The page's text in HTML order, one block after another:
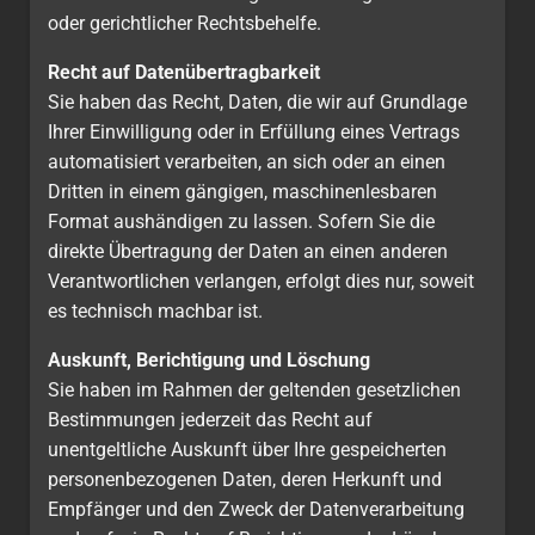
oder gerichtlicher Rechtsbehelfe.
Recht auf Daten­übertrag­barkeit
Sie haben das Recht, Daten, die wir auf Grundlage
Ihrer Einwilligung oder in Erfüllung eines Vertrags
automatisiert verarbeiten, an sich oder an einen
Dritten in einem gängigen, maschinenlesbaren
Format aushändigen zu lassen. Sofern Sie die
direkte Übertragung der Daten an einen anderen
Verantwortlichen verlangen, erfolgt dies nur, soweit
es technisch machbar ist.
Auskunft, Berichtigung und Löschung
Sie haben im Rahmen der geltenden gesetzlichen
Bestimmungen jederzeit das Recht auf
unentgeltliche Auskunft über Ihre gespeicherten
personenbezogenen Daten, deren Herkunft und
Empfänger und den Zweck der Datenverarbeitung